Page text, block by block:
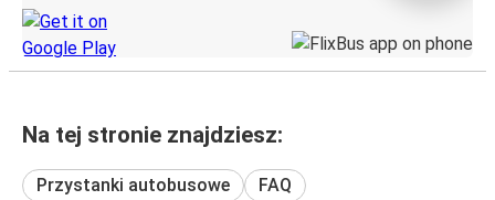
Na tej stronie znajdziesz:
Przystanki autobusowe
FAQ